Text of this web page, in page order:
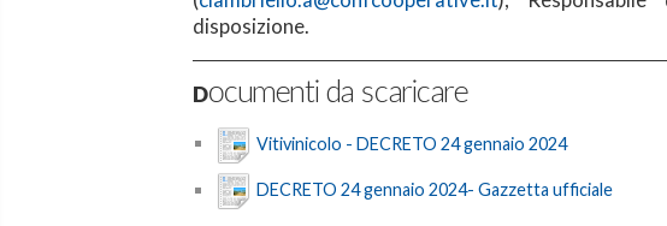
disposizione.
Documenti da scaricare
Vitivinicolo - DECRETO 24 gennaio 2024
DECRETO 24 gennaio 2024- Gazzetta ufficiale